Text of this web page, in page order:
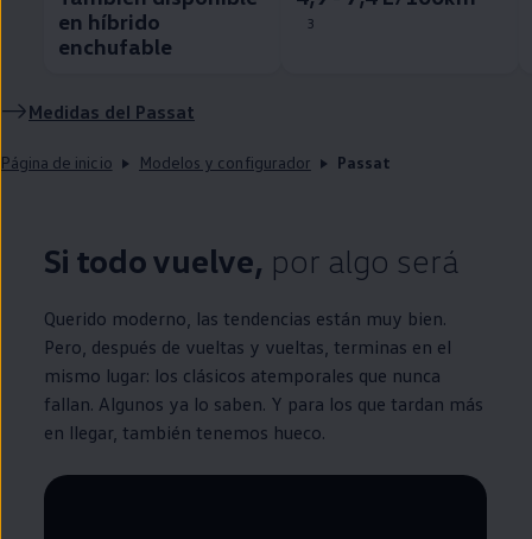
en híbrido
enchufable
3
Medidas del Passat
Página de inicio Modelos y configurador Passat
Si todo vuelve, por algo será
Querido moderno, las tendencias están muy bien.
Pero, después de vueltas y vueltas, terminas en el
mismo lugar: los clásicos atemporales que nunca
fallan. Algunos ya lo saben. Y para los que tardan más
en llegar, también tenemos hueco.